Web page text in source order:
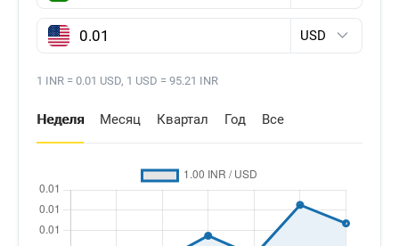
Доллар США
1 INR = 0.01 USD, 1 USD = 95.21 INR
Неделя Месяц Квартал Год Все